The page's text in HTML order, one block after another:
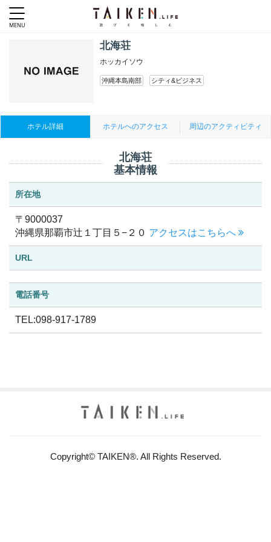
北海荘
ホッカイソウ
沖縄本島南部 シティ&ビジネス
ホテル詳細 ホテルへのアクセス 周辺のアクティビティ
北海荘
基本情報
所在地
〒9000037
沖縄県那覇市辻１丁目５−２０ アクセスはこちらへ
URL
電話番号
TEL:098-917-1789
Copyright© TAIKEN®. All Rights Reserved.